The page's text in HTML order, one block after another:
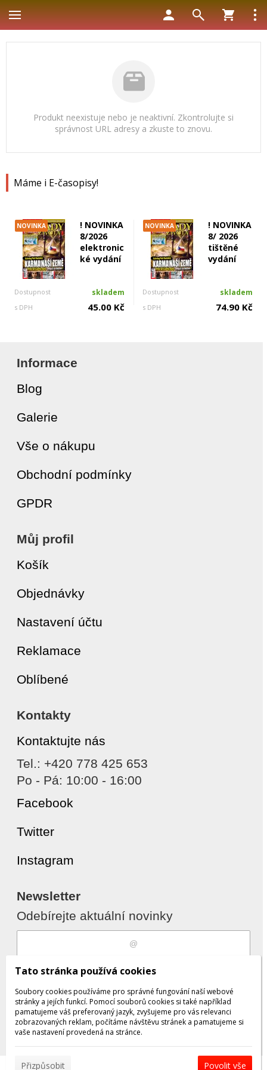
Máme i E-časopisy!
NOVINKA
! NOVINKA
8/2026
elektronic
ké vydání
Dostupnost skladem
s DPH 45.00 Kč
NOVINKA
! NOVINKA
8/ 2026
tištěné
vydání
Dostupnost skladem
s DPH 74.90 Kč
Produkt neexistuje nebo je neaktivní. Zkontrolujte si
správnost URL adresy a zkuste to znovu.
Informace
Blog
Galerie
Vše o nákupu
Obchodní podmínky
GPDR
Můj profil
Košík
Objednávky
Nastavení účtu
Reklamace
Oblíbené
Kontakty
Kontaktujte nás
Tel.: +420 778 425 653
Po - Pá: 10:00 - 16:00
Facebook
Twitter
Instagram
Newsletter
Odebírejte aktuální novinky
Souhlasím szpracováním osobních
údajů
Odebrat Přidat
Tato stránka používá cookies
Soubory cookies používáme pro správné fungování naší webové
stránky a jejích funkcí. Pomocí souborů cookies si také například
pamatujeme váš preferovaný jazyk, zvyšujeme pro vás relevanci
zobrazovaných reklam, počítáme návštěvu stránek a pamatujeme si
vaše nastavení provedená na stránce.
Přizpůsobit Povolit vše